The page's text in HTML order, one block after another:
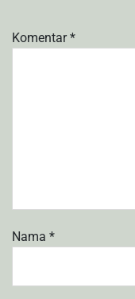
Komentar*
Nama *